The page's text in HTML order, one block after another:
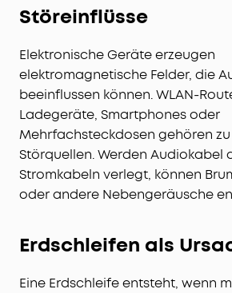
Störeinflüsse
Elektronische Geräte erzeugen
elektromagnetische Felder, die
beeinflussen können. WLAN-
Ladegeräte, Smartphones oder
Mehrfachsteckdosen gehören
Störquellen. Werden Audiokabel
Stromkabeln verlegt, können
oder andere Nebengeräusche
Erdschleifen als
Eine Erdschleife entsteht, wenn